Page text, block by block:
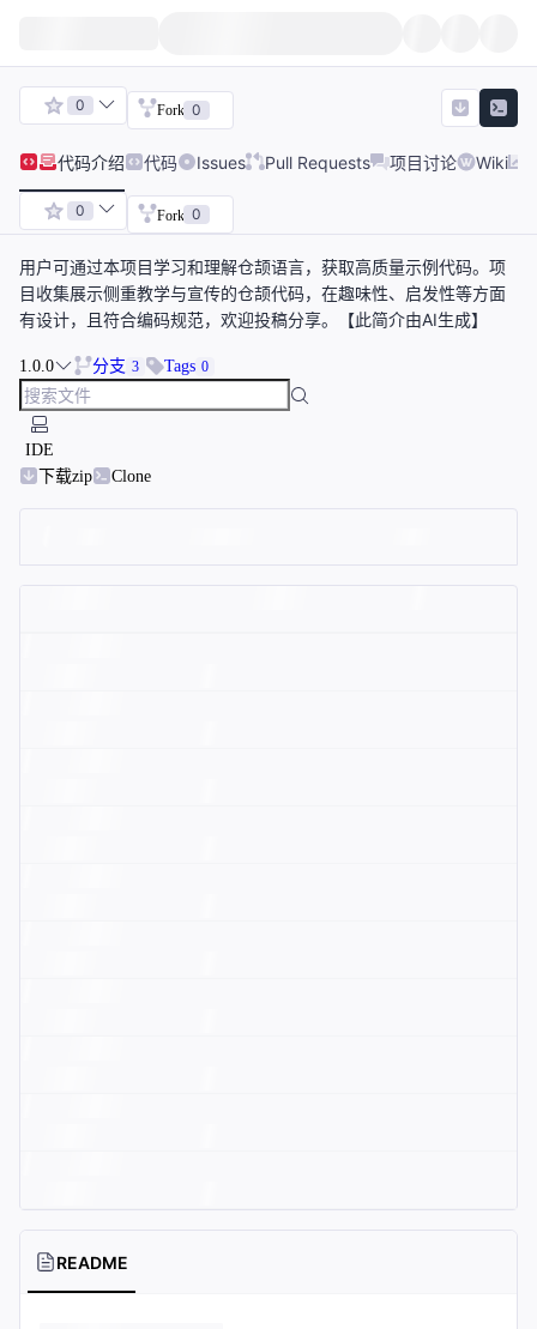
0 Fork 0
代码介绍 代码 Issues Pull Requests 项目讨论 Wiki
0 Fork 0
用户可通过本项目学习和理解仓颉语言，获取高质量示例代码。项
目收集展示侧重教学与宣传的仓颉代码，在趣味性、启发性等方面
有设计，且符合编码规范，欢迎投稿分享。【此简介由AI生成】
1.0.0 分支 3 Tags 0
IDE
下载zip
Clone
README